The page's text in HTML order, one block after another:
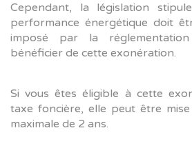
Cependant, la législation
performance énergétique doit
imposé par la
bénéficier de cette exonération.
Si vous êtes éligible à cette
taxe foncière, elle peut être
maximale de 2 ans.